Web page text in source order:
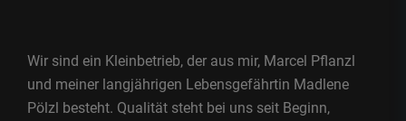
Wir sind ein Kleinbetrieb, der aus mir, Marcel Pflanzl
und meiner langjährigen Lebensgefährtin Madlene
Pölzl besteht. Qualität steht bei uns seit Beginn,